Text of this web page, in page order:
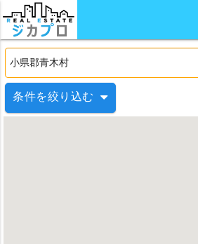
条件を絞り込む